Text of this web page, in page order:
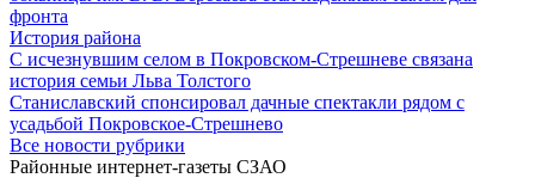
фронта
История района
С исчезнувшим селом в Покровском-Стрешневе связана
история семьи Льва Толстого
Станиславский спонсировал дачные спектакли рядом с
усадьбой Покровское-Стрешнево
Все новости рубрики
Районные интернет-газеты СЗАО